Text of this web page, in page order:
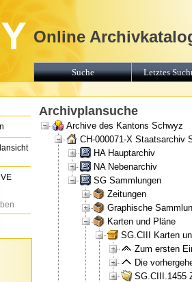
Archivplansuche
Archive des Kantons Schwyz
CH-000071-X Staatsarchiv
HA Hauptarchiv
NA Nebenarchiv
SG Sammlungen
Zeitungen
Graphische
Karten und Pläne
SG.CIII Karten
Zum ersten
Die
SG.CIII.1455
Online
Suche Letztes